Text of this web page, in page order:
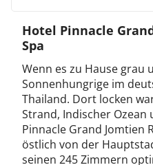
Hotel Pinnacle
Spa
Wenn es zu Hause grau
Sonnenhungrige im
Thailand. Dort locken
Strand, Indischer Ozean
Pinnacle Grand Jomtien
östlich von der
seinen 245 Zimmern